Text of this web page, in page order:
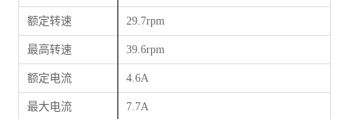
额定转速 29.7rpm
最高转速 39.6rpm
额定电流 4.6A
最大电流 7.7A